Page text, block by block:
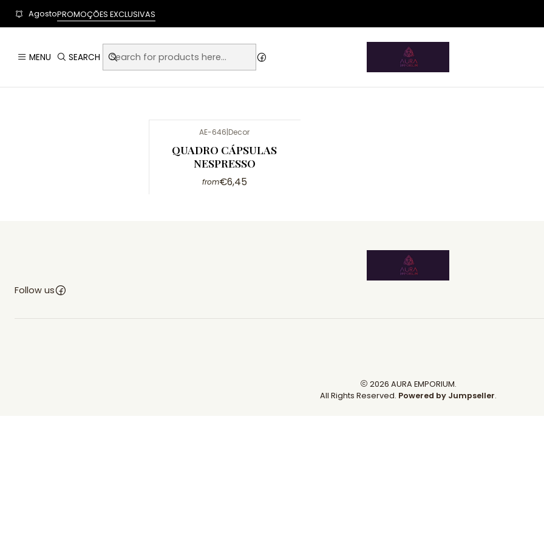
User-agent: * Allow: / Sitemap: https://www.auraemporium.pt/sitemap.xml
MENU SEARCH
AgostoPROMOÇÕES EXCLUSIVAS
Home Artigos para a Casa Acessórios Café
Acessórios Café
AE-646|Decor
QUADRO CÁPSULAS
NESPRESSO
from€6,45
Follow us
2026 AURA EMPORIUM.
All Rights Reserved. Powered by Jumpseller.